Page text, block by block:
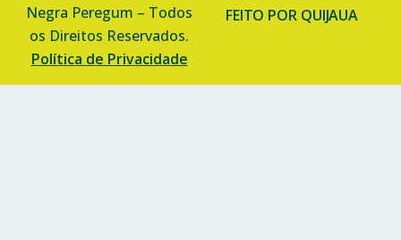
Negra Peregum – Todos
os Direitos Reservados.
Política de Privacidade
FEITO POR QUIJAUA